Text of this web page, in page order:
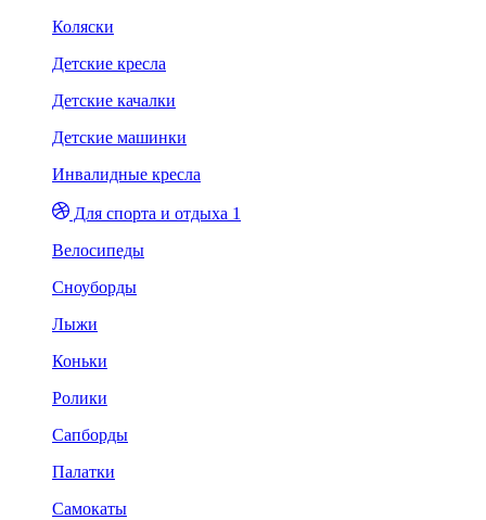
Коляски
Детские кресла
Детские качалки
Детские машинки
Инвалидные кресла
Для спорта и отдыха 1
Велосипеды
Сноуборды
Лыжи
Коньки
Ролики
Сапборды
Палатки
Самокаты